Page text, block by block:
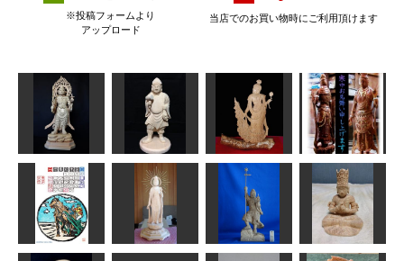
※投稿フォームより
アップロード
当店でのお買い物時にご利用頂けます
毘沙門天
まあちゃん
宝海大黒天
しんちゃん
板彫観音
shadow
聖観音75㎝
sigesama